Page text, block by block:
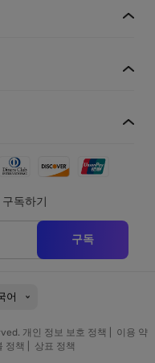
독하기
구독
어
개인 정보 보호 정책
이용 약
정책 상표 정책